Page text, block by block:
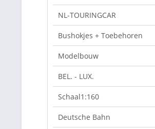
NL-TOURINGCAR
Bushokjes + Toebehoren
Modelbouw
BEL. - LUX.
Schaal1:160
Deutsche Bahn